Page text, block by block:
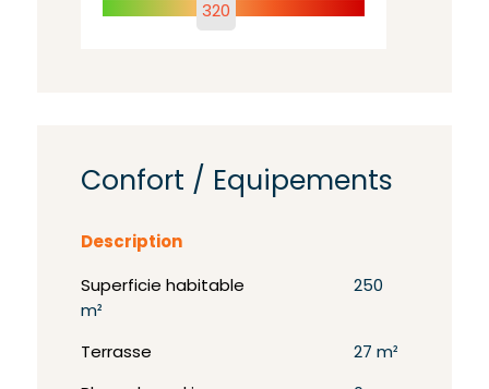
320
Confort / Equipements
Description
Superficie habitable
250
m²
Terrasse 27 m²